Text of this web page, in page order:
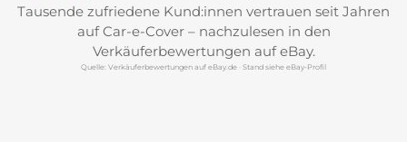
Tausende zufriedene Kund:innen vertrauen seit Jahren
auf Car-e-Cover – nachzulesen in den
Verkäuferbewertungen auf eBay.
Quelle: Verkäuferbewertungen auf eBay.de · Stand siehe eBay-Profil